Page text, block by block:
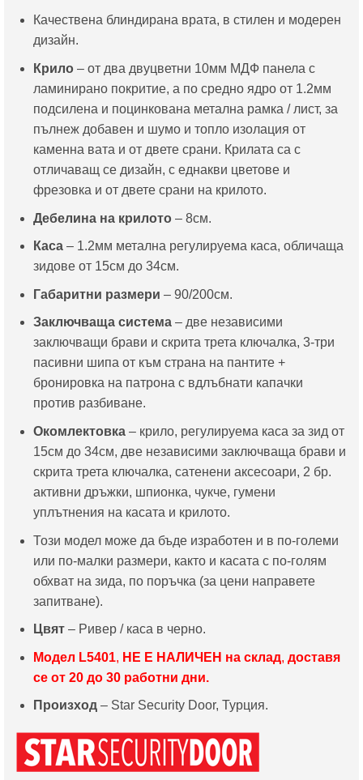
543.50€
1,063.00
лв..
е:
/
909.46
лв..
Качествена блиндирана врата, в стилен и модерен
дизайн.
Крило– от два двуцветни 10мм МДФ панела с
ламинирано покритие, а по средно ядро от 1.2мм
подсилена и поцинкована метална рамка / лист, за
пълнеж добавен и шумо и топло изолация от
каменна вата и от двете срани. Крилата са с
отличаващ се дизайн, с еднакви цветове и
фрезовка и от двете срани на крилото.
Дебелина на крилото– 8см.
Каса– 1.2мм метална регулируема каса, обличаща
зидове от 15см до 34см.
Габаритни размери – 90/200см.
Заключваща система– две независими
заключващи брави и скрита трета ключалка, 3-три
пасивни шипа от към страна на пантите +
бронировка на патрона с вдлъбнати капачки
против разбиване.
Окомлектовка– крило, регулируема каса за зид от
15см до 34см, две независими заключваща брави и
скрита трета ключалка, сатенени аксесоари, 2 бр.
активни дръжки, шпионка, чукче, гумени
уплътнения на касата и крилото.
Този модел може да бъде изработен и в по-големи
или по-малки размери, както и касата с по-голям
обхват на зида, по поръчка (за цени направете
запитване).
Цвят– Ривер / каса в черно.
Модел L5401, Н Е Е НАЛИЧЕН на склад, доставя
се от 20 до 30 работни дни.
Произход– Star Security Door, Турция.